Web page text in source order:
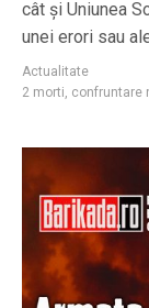
cât și Uniunea
unei erori sau
Actualitate
2 morti, confruntare